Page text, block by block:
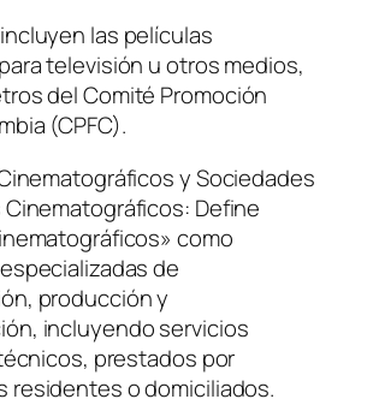
las películas
televisión u otros medios,
del Comité Promoción
(CPFC).
y Sociedades
Define
como
de
producción y
incluyendo servicios
prestados por
residentes o domiciliados.